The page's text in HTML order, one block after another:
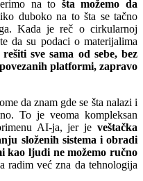
na to šta možemo da
duboko na to šta se tačno
Kada je reč o cirkularnoj
da su podaci o materijalima
sve sama od sebe, bez
platformi, zapravo
da znam gde se šta nalazi i
To je veoma kompleksan
AI-ja, jer je veštačka
složenih sistema i obradi
kao ljudi ne možemo ručno
radim već zna da tehnologija